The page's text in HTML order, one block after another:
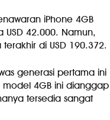
iPhone 4GB
42.000. Namun,
di USD 190.372.
generasi pertama ini
4GB ini dianggap
tersedia sangat